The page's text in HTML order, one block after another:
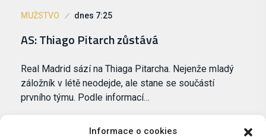
Informace o cookies
MUŽSTVO dnes 7:25
AS: Thiago Pitarch zůstává
Real Madrid sází na Thiaga Pitarcha. Nejenže mladý
záložník v létě neodejde, ale stane se součástí
prvního týmu. Podle informací…